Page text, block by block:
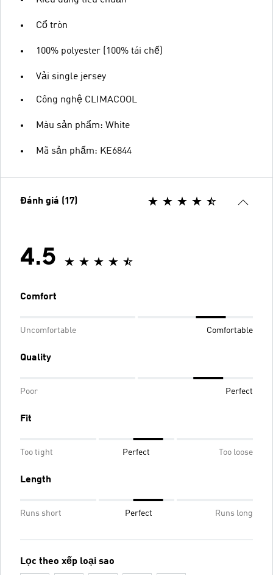
Cổ tròn
100% polyester (100% tái chế)
Vải single jersey
Công nghệ CLIMACOOL
Màu sản phẩm: White
Mã sản phẩm: KE6844
Đánh giá (17)
4.5
Comfort
Uncomfortable Comfortable
Quality
Poor Perfect
Fit
Too tight Perfect Too loose
Length
Runs short Perfect Runs long
Lọc theo xếp loại sao